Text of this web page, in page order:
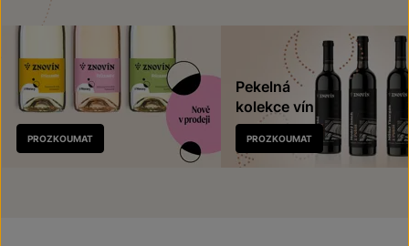
Nově
v prodeji
PROZKOUMAT
Pekelná
kolekce vín
PROZKOUMAT